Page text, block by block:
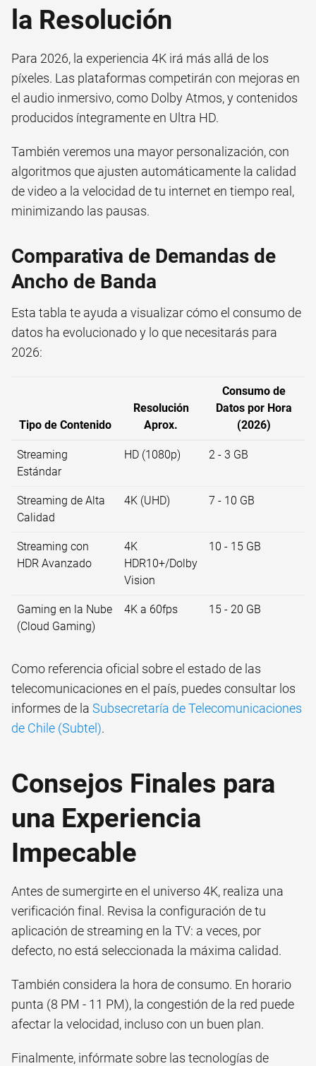
la Resolución
Para 2026, la experiencia 4K irá más allá de los
píxeles. Las plataformas competirán con mejoras en
el audio inmersivo, como Dolby Atmos, y contenidos
producidos íntegramente en Ultra HD.
También veremos una mayor personalización, con
algoritmos que ajusten automáticamente la calidad
de video a la velocidad de tu internet en tiempo real,
minimizando las pausas.
Comparativa de Demandas de
Ancho de Banda
Esta tabla te ayuda a visualizar cómo el consumo de
datos ha evolucionado y lo que necesitarás para
2026:
Tipo de Contenido
Resolución
Aprox.
Consumo de
Datos por Hora
(2026)
Streaming
Estándar
HD (1080p) 2 - 3 GB
Streaming de Alta
Calidad
4K (UHD) 7 - 10 GB
Streaming con
HDR Avanzado
4K
HDR10+/Dolby
Vision
10 - 15 GB
Gaming en la Nube
(Cloud Gaming)
4K a 60fps 15 - 20 GB
Como referencia oficial sobre el estado de las
telecomunicaciones en el país, puedes consultar los
informes de la Subsecretaría de Telecomunicaciones
de Chile (Subtel).
Consejos Finales para
una Experiencia
Impecable
Antes de sumergirte en el universo 4K, realiza una
verificación final. Revisa la configuración de tu
aplicación de streaming en la TV: a veces, por
defecto, no está seleccionada la máxima calidad.
También considera la hora de consumo. En horario
punta (8 PM - 11 PM), la congestión de la red puede
afectar la velocidad, incluso con un buen plan.
Finalmente, infórmate sobre las tecnologías de